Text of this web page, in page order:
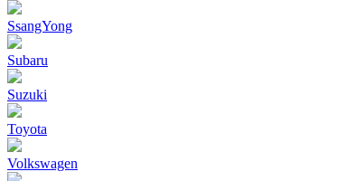
SsangYong
Subaru
Suzuki
Toyota
Volkswagen